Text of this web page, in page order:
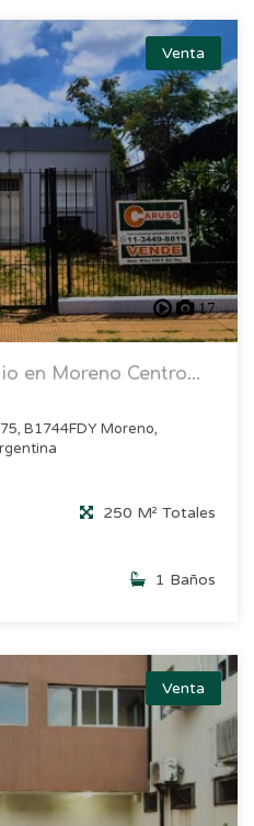
Venta
17
en Moreno Centro...
B1744FDY Moreno,
250 M² Totales
1 Baños
Venta